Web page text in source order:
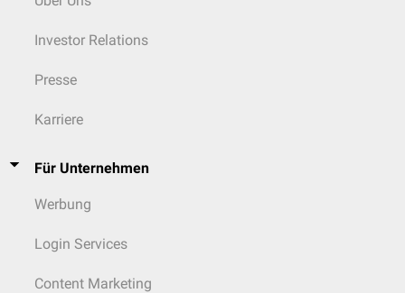
Investor Relations
Presse
Karriere
Für Unternehmen
Werbung
Login Services
Content Marketing